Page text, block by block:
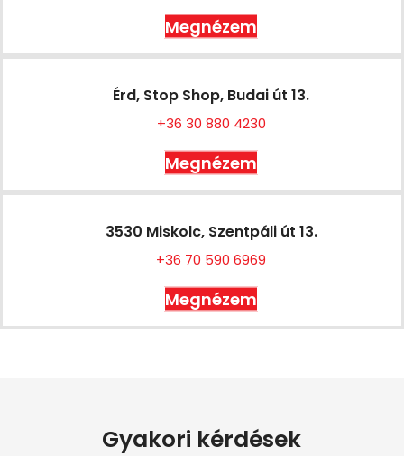
Megnézem
Érd, Stop Shop, Budai út 13.
+36 30 880 4230
Megnézem
3530 Miskolc, Szentpáli út 13.
+36 70 590 6969
Megnézem
Gyakori kérdések